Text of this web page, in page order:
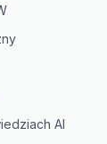
AI